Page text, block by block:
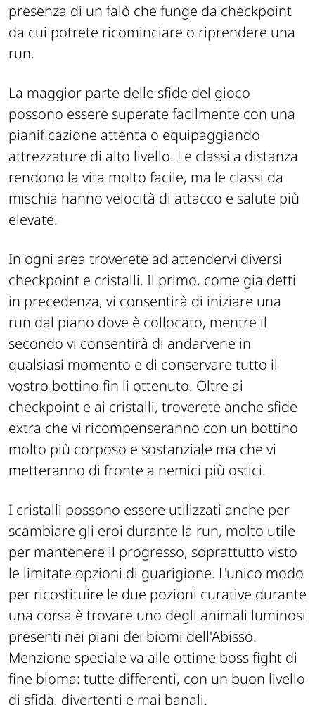
presenza di un falò che funge da checkpoint
da cui potrete ricominciare o riprendere una
run.
La maggior parte delle sfide del gioco
possono essere superate facilmente con una
pianificazione attenta o equipaggiando
attrezzature di alto livello. Le classi a distanza
rendono la vita molto facile, ma le classi da
mischia hanno velocità di attacco e salute più
elevate.
In ogni area troverete ad attendervi diversi
checkpoint e cristalli. Il primo, come gia detti
in precedenza, vi consentirà di iniziare una
run dal piano dove è collocato, mentre il
secondo vi consentirà di andarvene in
qualsiasi momento e di conservare tutto il
vostro bottino fin li ottenuto. Oltre ai
checkpoint e ai cristalli, troverete anche sfide
extra che vi ricompenseranno con un bottino
molto più corposo e sostanziale ma che vi
metteranno di fronte a nemici più ostici.
I cristalli possono essere utilizzati anche per
scambiare gli eroi durante la run, molto utile
per mantenere il progresso, soprattutto visto
le limitate opzioni di guarigione. L'unico modo
per ricostituire le due pozioni curative durante
una corsa è trovare uno degli animali luminosi
presenti nei piani dei biomi dell'Abisso.
Menzione speciale va alle ottime boss fight di
fine bioma: tutte differenti, con un buon livello
di sfida, divertenti e mai banali.